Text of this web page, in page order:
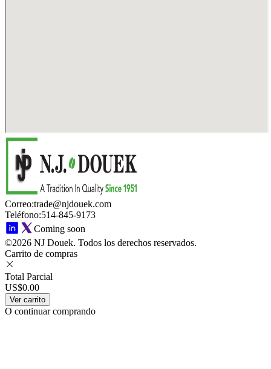
Correo:trade@njdouek.com
Teléfono:514-845-9173
Coming soon
©2026 NJ Douek. Todos los derechos reservados.
Carrito de compras
Total Parcial
US$0.00
Ver carrito
O continuar comprando